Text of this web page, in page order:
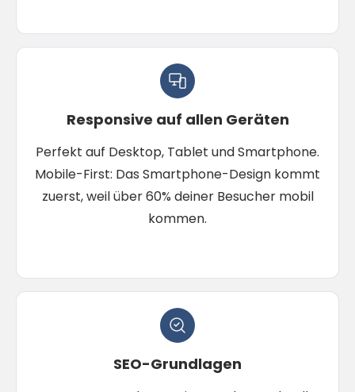
Responsive auf allen Geräten
Perfekt auf Desktop, Tablet und Smartphone.
Mobile-First: Das Smartphone-Design kommt
zuerst, weil über 60% deiner Besucher mobil
kommen.
SEO-Grundlagen